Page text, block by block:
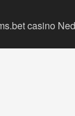
casino